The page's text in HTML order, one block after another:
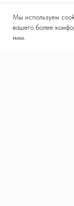
Мы используем
вашего более
ним.